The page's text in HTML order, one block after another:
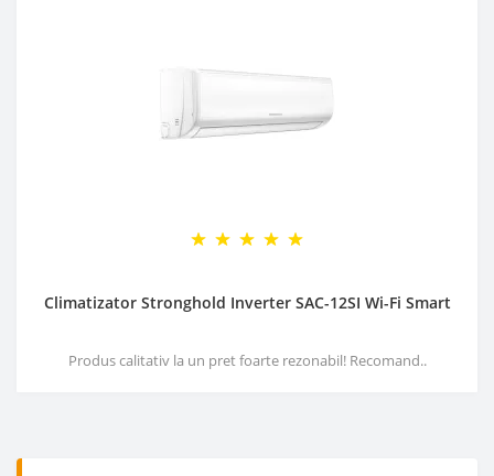
Climatizator Stronghold Inverter SAC-12SI Wi-Fi Smart
Produs calitativ la un pret foarte rezonabil! Recomand..